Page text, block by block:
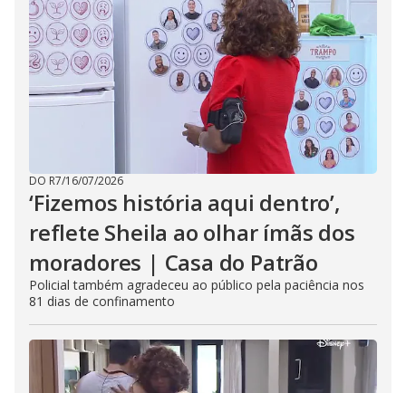
DO R7/16/07/2026
‘Fizemos história aqui dentro’,
reflete Sheila ao olhar ímãs dos
moradores | Casa do Patrão
Policial também agradeceu ao público pela paciência nos
81 dias de confinamento